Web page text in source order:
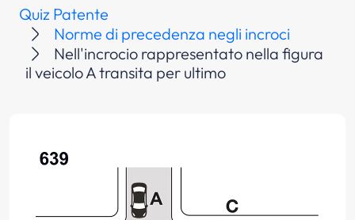
Quiz Patente
Norme di precedenza negli incroci
Nell'incrocio rappresentato nella figura
il veicolo A transita per ultimo